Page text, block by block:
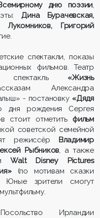
дню поэзии,
Дина Бурачевская,
Григорий
спектакли, показы
фильмов. Театр
спектакль «Жизнь
Александра
- постановку «Дядя
рождения Сергея
стоит отметить фильм
советской семейной
режиссёр
Владимир
Рыбников, а также
Walt Disney Pictures
(по мотивам сказки
Юные зрители смогут
Ирландии